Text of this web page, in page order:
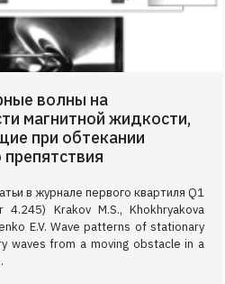
волны на
магнитной жидкости,
при обтекании
в журнале первого квартиля Q1
4.245) Krakov M.S., Khokhryakova
E.V. Wave patterns of stationary
waves from a moving obstacle in a